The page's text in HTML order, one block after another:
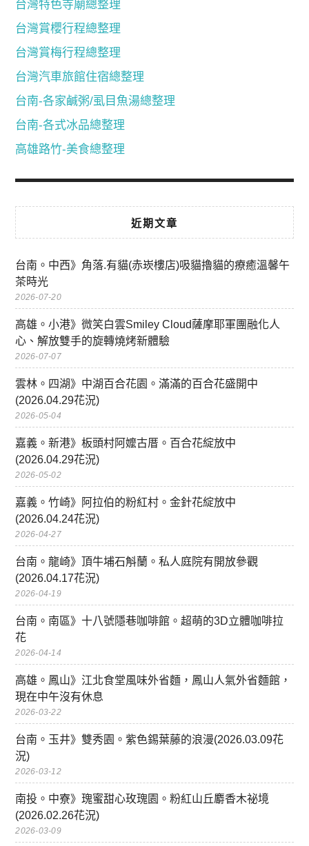
台灣特色寺廟總整理
台灣賞櫻行程總整理
台灣賞梅行程總整理
台灣汽車旅館住宿總整理
台南-各家鹹粥/虱目魚湯總整理
台南-各式冰品總整理
高雄路竹-美食總整理
近期文章
台南。中西》角落.有貓(赤崁樓店)吸貓擼貓的療癒溫馨午
茶時光
2026-07-20
高雄。小港》微笑白雲Smiley Cloud薩摩耶軍團融化人
心、解放雙手的旋轉燒烤新體驗
2026-07-07
雲林。四湖》中湖百合花園。滿滿的百合花盛開中
(2026.04.29花況)
2026-05-04
嘉義。新港》板頭村阿嬤古厝。百合花綻放中
(2026.04.29花況)
2026-05-02
嘉義。竹崎》阿拉伯的粉紅村。金針花綻放中
(2026.04.24花況)
2026-04-27
台南。龍崎》頂牛埔石斛蘭。私人庭院有開放參觀
(2026.04.17花況)
2026-04-19
台南。南區》十八號隱巷咖啡館。超萌的3D立體咖啡拉
花
2026-04-14
高雄。鳳山》江北食堂風味外省麵，鳳山人氣外省麵館，
現在中午沒有休息
2026-03-22
台南。玉井》雙秀園。紫色錫葉藤的浪漫(2026.03.09花
況)
2026-03-12
南投。中寮》瑰蜜甜心玫瑰園。粉紅山丘麝香木祕境
(2026.02.26花況)
2026-03-09